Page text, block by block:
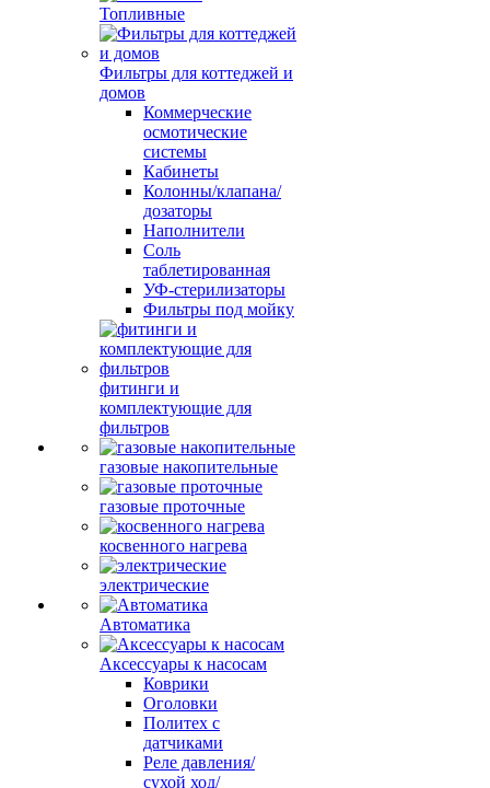
Топливные
Фильтры для коттеджей и
домов
Коммерческие
осмотические
системы
Кабинеты
Колонны/клапана/
дозаторы
Наполнители
Соль
таблетированная
УФ-стерилизаторы
Фильтры под мойку
фитинги и
комплектующие для
фильтров
газовые накопительные
газовые проточные
косвенного нагрева
электрические
Автоматика
Аксессуары к насосам
Коврики
Оголовки
Политех с
датчиками
Реле давления/
сухой ход/